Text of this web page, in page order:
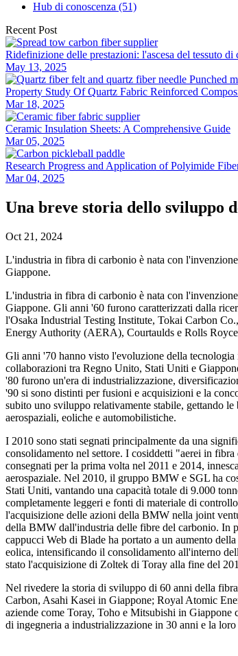
Hub di conoscenza (51)
Recent Post
Ridefinizione delle prestazioni: l'ascesa del tessuto
May 13, 2025
Property Study Of Quartz Fabric Reinforced
Mar 18, 2025
Ceramic Insulation Sheets: A Comprehensive Guide
Mar 05, 2025
Research Progress and Application of Polyimide
Mar 04, 2025
Una breve storia dello sviluppo
Oct 21, 2024
L'industria in fibra di carbonio è nata con
Giappone.
L'industria in fibra di carbonio è nata con
Giappone. Gli anni '60 furono caratterizzati dalla
l'Osaka Industrial Testing Institute, Tokai Carbon
Energy Authority (AERA), Courtaulds e Rolls
Gli anni '70 hanno visto l'evoluzione della
collaborazioni tra Regno Unito, Stati Uniti e
'80 furono un'era di industrializzazione,
'90 si sono distinti per fusioni e acquisizioni e la
subito uno sviluppo relativamente stabile, gettando
aerospaziali, eoliche e automobilistiche.
I 2010 sono stati segnati principalmente da una
consolidamento nel settore. I cosiddetti "aerei in
consegnati per la prima volta nel 2011 e 2014,
aerospaziale. Nel 2010, il gruppo BMW e SGL ha
Stati Uniti, vantando una capacità totale di 9.000
completamente leggeri e fonti di materiale di
l'acquisizione delle azioni della BMW nella joint
della BMW dall'industria delle fibre del carbonio. In
cappucci Web di Blade ha portato a un aumento
eolica, intensificando il consolidamento all'interno
stato l'acquisizione di Zoltek di Toray alla fine del
Nel rivedere la storia di sviluppo di 60 anni della
Carbon, Asahi Kasei in Giappone; Royal Atomic
aziende come Toray, Toho e Mitsubishi in Giappone
di ingegneria a industrializzazione in 30 anni e la